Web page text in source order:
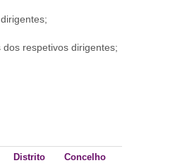
respetivos dirigentes;
Distrito
Concelho